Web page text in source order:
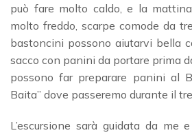
può fare molto caldo, e la
molto freddo, scarpe comode da
bastoncini possono aiutarvi bella
sacco con panini da portare prima
possono far preparare panini al
Baita” dove passeremo durante il
L’escursione sarà guidata da me